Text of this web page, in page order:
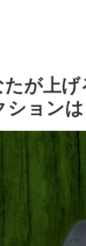
たが上
ョンは